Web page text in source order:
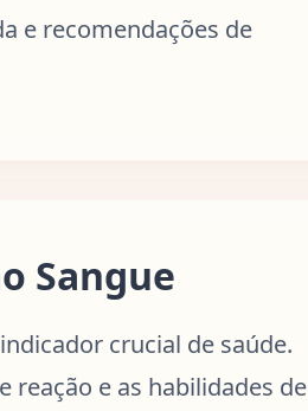
e recomendações de
Sangue
crucial de saúde.
e as habilidades de